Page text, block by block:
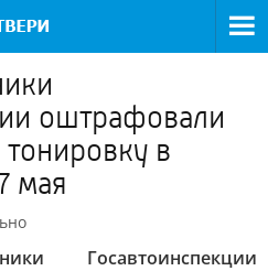
оштрафовали
в
мая
Госавтоинспекции